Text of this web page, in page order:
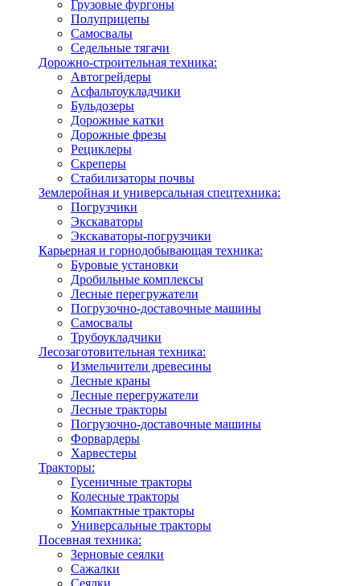
Грузовые фургоны
Полуприцепы
Самосвалы
Седельные тягачи
Дорожно-строительная техника:
Автогрейдеры
Асфальтоукладчики
Бульдозеры
Дорожные катки
Дорожные фрезы
Рециклеры
Скреперы
Стабилизаторы почвы
Землеройная и универсальная спецтехника:
Погрузчики
Экскаваторы
Экскаваторы-погрузчики
Карьерная и горнодобывающая техника:
Буровые установки
Дробильные комплексы
Лесные перегружатели
Погрузочно-доставочные машины
Самосвалы
Трубоукладчики
Лесозаготовительная техника:
Измельчители древесины
Лесные краны
Лесные перегружатели
Лесные тракторы
Погрузочно-доставочные машины
Форвардеры
Харвестеры
Тракторы:
Гусеничные тракторы
Колесные тракторы
Компактные тракторы
Универсальные тракторы
Посевная техника:
Зерновые сеялки
Сажалки
Сеялки